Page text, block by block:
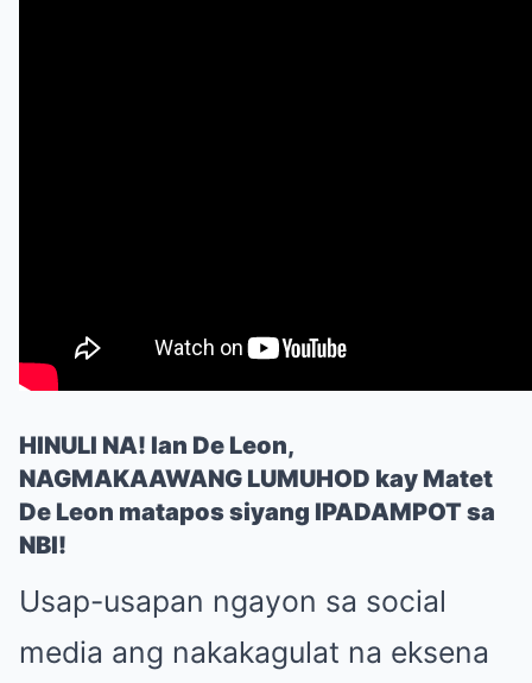
HINULI NA! Ian De Leon,
NAGMAKAAWANG LUMUHOD kay Matet
De Leon matapos siyang IPADAMPOT sa
NBI!
Usap-usapan ngayon sa social
media ang nakakagulat na eksena